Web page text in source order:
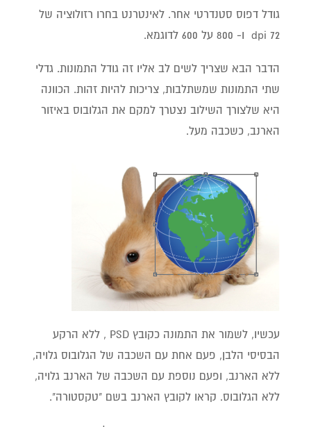
גודל דפוס סטנדרטי אחר. לאינטרנט בחרו רזולוציה של
72 dpi ו- 800 על 600 לדוגמא.
הדבר הבא שצריך לשים לב אליו זה גודל התמונות. גדלי
שתי התמונות שמשתלבות, צריכות להיות זהות. הכוונה
היא שלצורך השילוב נצטרך למקם את הגלובוס באיזור
הארנב, כשכבה מעל.
עכשיו, לשמור את התמונה כקובץ PSD , ללא הרקע
הבסיסי הלבן, פעם אחת עם השכבה של הגלובוס גלויה,
ללא הארנב, ופעם נוספת עם השכבה של הארנב גלויה,
ללא הגלובוס. קראו לקובץ הארנב בשם "טקסטורה".